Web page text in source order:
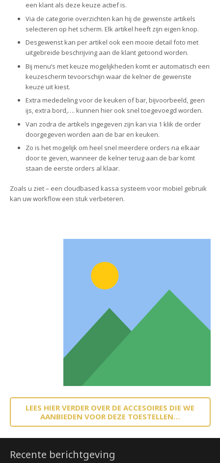
een klant als deze keuze actief is.
Via de categorie overzichten kan hij de gewenste artikels
selecteren op het scherm. Elk artikel heeft zijn eigen knop.
Desgewenst kan per artikel ook een mooie detail foto met
uitgebreide beschrijving aan de klant getoond worden.
Bij menu’s met keuze mogelijkheden komt er automatisch een
keuzescherm tevoorschijn waar de kelner de gewenste
keuze uit kiest.
Extra mededeling voor de keuken of bar, bijvoorbeeld, geen
ijs, extra bord,…. kunnen hier ook snel toegevoegd worden.
Van zodra de artikels ingegeven zijn kan via 1 klik de order
doorgegeven worden aan de bar en keuken.
Zo is het mogelijk om heel snel meerdere orders na elkaar
door te geven, wanneer de kelner terug aan de bar komt
staan de eerste orders al klaar.
Zoals u ziet – een cloudbased kassa systeem voor mobiel gebruik
kan uw workflow een stuk verbeteren.
LEES HIER VERDER OVER DE ACCESOIRES DIE WE
AANBIEDEN VOOR DEZE TOESTELLEN…
Recente berichtgeving